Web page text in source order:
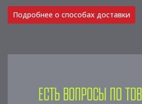
Подробнее о способах доставки
Есть вопросы по